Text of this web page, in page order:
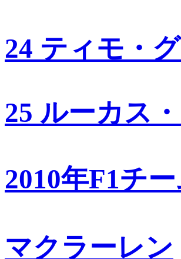
24 ティモ・
25 ルーカス
2010年F1チ
マクラーレン